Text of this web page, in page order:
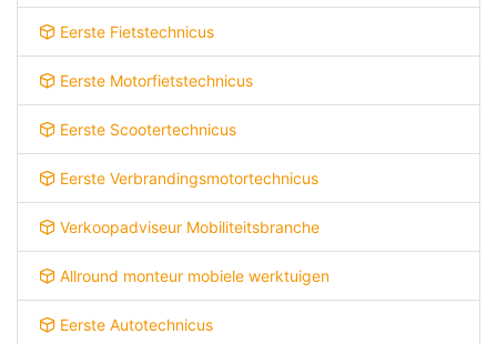
Eerste Fietstechnicus
Eerste Motorfietstechnicus
Eerste Scootertechnicus
Eerste Verbrandingsmotortechnicus
Verkoopadviseur Mobiliteitsbranche
Allround monteur mobiele werktuigen
Eerste Autotechnicus